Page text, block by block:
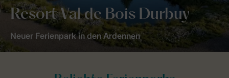
Resort Val de Bois Durbuy
Neuer Ferienpark in den Ardennen